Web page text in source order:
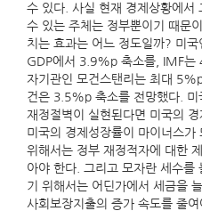
수 있다. 사실 현재 경제상황에서
수 있는 주체는 정부뿐이기 때문
치는 효과는 어느 정도일까? 미
GDP에서 3.9%p 축소를, IMF는
자기관인 모건스탠리는 최대
건은 3.5%p 축소를 전망했다. 미
재정절벽이 실현된다면 미국의
미국의 경제성장률이 마이너스가
위해서는 정부 재정적자에 대한
아야 한다. 그리고 모자란 세수를
기 위해서는 어딘가에서 세금을
사회보장지출의 증가 속도를 줄